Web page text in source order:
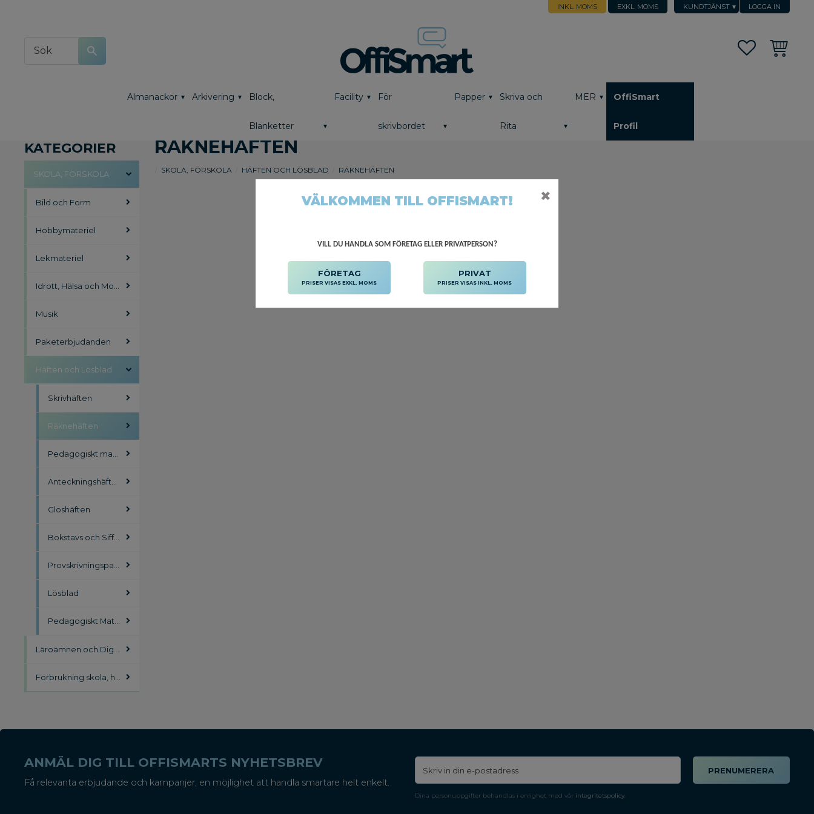
KUNDTJÄNST LOGGA IN
INKL. MOMS EXKL. MOMS
FavoriterKundvagn
Almanackor Arkivering Block,
Blanketter
Facility För
skrivbordet
Papper Skriva och
Rita
MER OffiSmart
Profil
RÄKNEHÄFTEN
SKOLA, FÖRSKOLA HÄFTEN OCH LÖSBLAD RÄKNEHÄFTEN
KATEGORIER
SKOLA, FÖRSKOLA
Bild och Form
Hobbymateriel
Lekmateriel
Idrott, Hälsa och Motorik
Musik
Paketerbjudanden
Häften och Lösblad
Skrivhäften
Räknehäften
Pedagogiskt material
Anteckningshäften
Gloshäften
Bokstavs och Sifferhäften
Provskrivningspapper
Lösblad
Pedagogiskt Materiel
Läroämnen och Digitalisering
Förbrukning skola, häften
ANMÄL DIG TILL OFFISMARTS NYHETSBREV
Få relevanta erbjudande och kampanjer, en möjlighet att handla smartare helt enkelt.
PRENUMERERA
Dina personuppgifter behandlas i enlighet med vår integritetspolicy.
VÄLKOMMEN TILL OFFISMART!
VILL DU HANDLA SOM FÖRETAG ELLER PRIVATPERSON?
FÖRETAG
PRISER VISAS EXKL. MOMS
PRIVAT
PRISER VISAS INKL. MOMS
✖